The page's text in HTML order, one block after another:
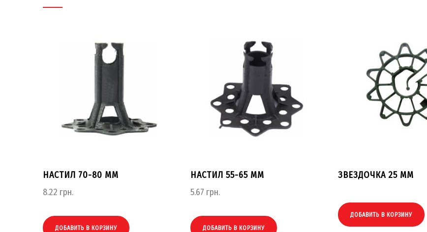
НАСТИЛ 70-80 ММ
8.22 грн.
ДОБАВИТЬ В КОРЗИНУ
НАСТИЛ 55-65 ММ
5.67 грн.
ДОБАВИТЬ В КОРЗИНУ
ЗВЕЗДОЧКА 25 ММ
ДОБАВИТЬ В КОРЗИНУ